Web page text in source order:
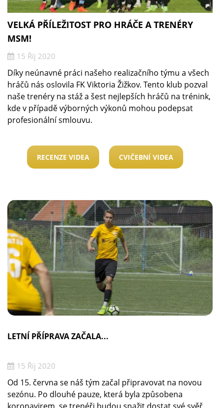
VELKÁ PŘÍLEŽITOST PRO HRÁČE A TRENÉRY
MSM!
15 Říj 2020
Díky neúnavné práci našeho realizačního týmu a všech
hráčů nás oslovila FK Viktoria Žižkov. Tento klub pozval
naše trenéry na stáž a šest nejlepších hráčů na trénink,
kde v případě výborných výkonů mohou podepsat
profesionální smlouvu.
RECENZE VIDEA CVIČEBNÍ VIDEA
LETNÍ PŘÍPRAVA ZAČALA...
15 Říj 2020
Od 15. června se náš tým začal připravovat na novou
sezónu. Po dlouhé pauze, která byla způsobena